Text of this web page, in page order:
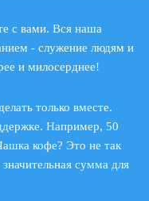
с вами. Вся наша
- служение людям и
и милосерднее!
только вместе.
Например, 50
кофе? Это не так
сумма для